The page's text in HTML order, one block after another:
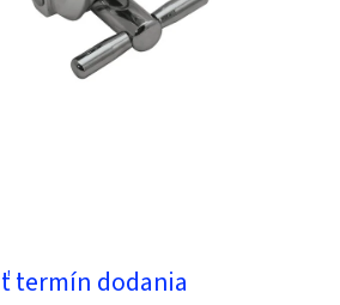
termín dodania